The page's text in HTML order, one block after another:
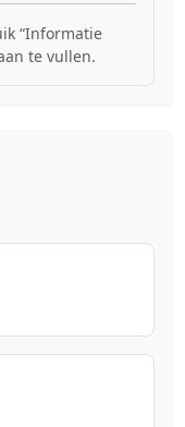
“Informatie
te vullen.